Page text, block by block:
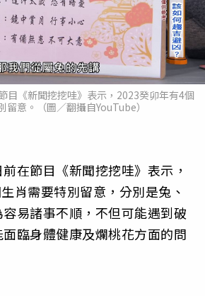
目《新聞挖挖哇》表示，2023癸卯年有4個
留意。（圖／翻攝自YouTube）
在節目《新聞挖挖哇》表示，
肖需要特別留意，分別是兔、
易諸事不順，不但可能遇到破
臨身體健康及爛桃花方面的問